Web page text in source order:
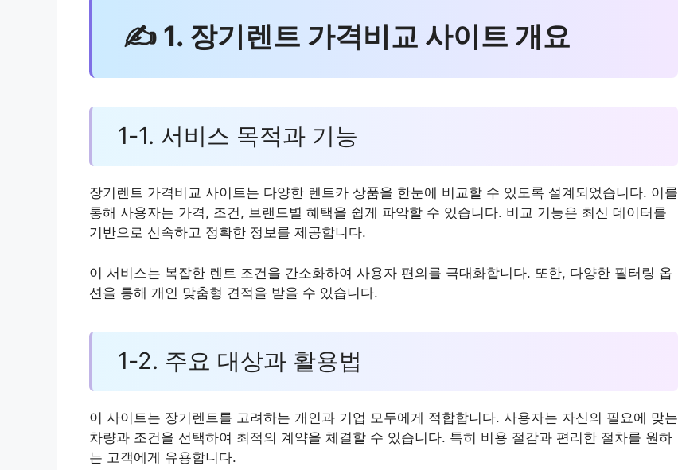
✍ 1. 장기렌트 가격비교 사이트 개요
1-1. 서비스 목적과 기능
장기렌트 가격비교 사이트는 다양한 렌트카 상품을 한눈에 비교할 수 있도록 설계되었습니다. 이를
통해 사용자는 가격, 조건, 브랜드별 혜택을 쉽게 파악할 수 있습니다. 비교 기능은 최신 데이터를
기반으로 신속하고 정확한 정보를 제공합니다.
이 서비스는 복잡한 렌트 조건을 간소화하여 사용자 편의를 극대화합니다. 또한, 다양한 필터링 옵
션을 통해 개인 맞춤형 견적을 받을 수 있습니다.
1-2. 주요 대상과 활용법
이 사이트는 장기렌트를 고려하는 개인과 기업 모두에게 적합합니다. 사용자는 자신의 필요에 맞는
차량과 조건을 선택하여 최적의 계약을 체결할 수 있습니다. 특히 비용 절감과 편리한 절차를 원하
는 고객에게 유용합니다.